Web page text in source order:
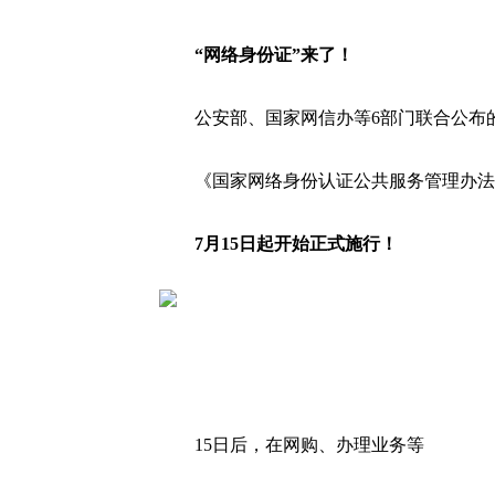
“网络身份证”来了！
公安部、国家网信办等6部门联合公布
《国家网络身份认证公共服务管理办
7月15日起开始正式施行！
15日后，在网购、办理业务等